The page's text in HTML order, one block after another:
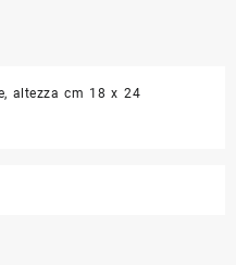
altezza cm 18 x 24